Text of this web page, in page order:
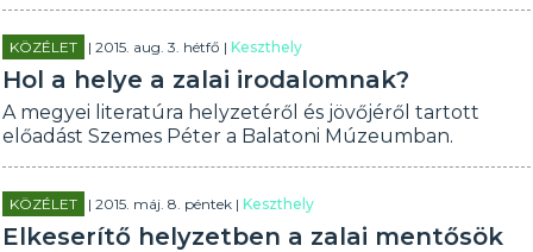
KÖZÉLET | 2015. aug. 3. hétfő |Keszthely
Hol a helye a zalai irodalomnak?
A megyei literatúra helyzetéről és jövőjéről tartott
előadást Szemes Péter a Balatoni Múzeumban.
KÖZÉLET | 2015. máj. 8. péntek |Keszthely
Elkeserítő helyzetben a zalai mentősök